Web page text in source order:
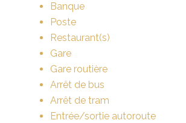
Banque
Poste
Restaurant(s)
Gare
Gare routière
Arrêt de bus
Arrêt de tram
Entrée/sortie autoroute